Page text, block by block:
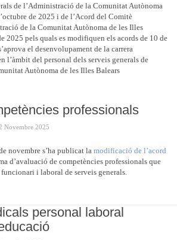
de l’Administració de la Comunitat Autònoma
de 2025 i de l’Acord del Comitè
de la Comunitat Autònoma de les Illes
2025 pels quals es modifiquen els acords de 10 de
el desenvolupament de la carrera
l’àmbit del personal dels serveis generals de
Autònoma de les Illes Balears
professionals
Novembre 2025
novembre s’ha publicat la modificació de l’acord
d’avaluació de competències professionals que
funcionari i laboral de serveis generals.
personal laboral